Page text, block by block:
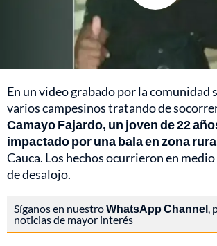
En un video grabado por la comunidad
varios campesinos tratando de
Camayo Fajardo, un joven de 22
impactado por una bala en zona
Cauca. Los hechos ocurrieron en
de desalojo.
Síganos en nuestroWhatsApp Channel
noticias de mayor interés